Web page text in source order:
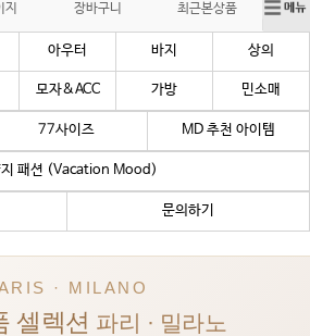
지 장바구니 최근본상품
아우터 바지 상의
모자&ACC 가방 민소매
77사이즈 MD 추천 아이템
지 패션 (Vacation Mood)
문의하기
· MILANO
셀렉션 파리 · 밀라노